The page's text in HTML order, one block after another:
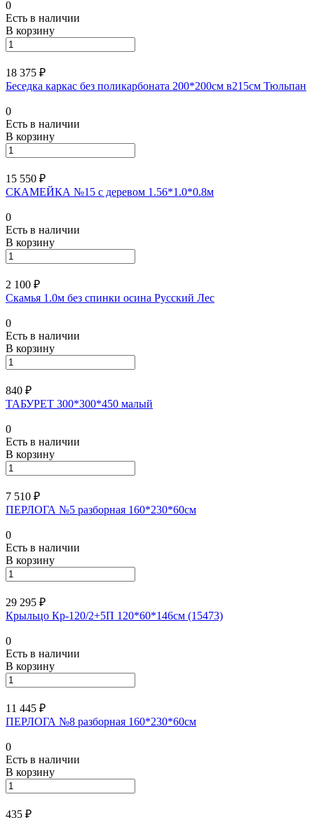
0
Есть в наличии
В корзину
18 375 ₽
Беседка каркас без поликарбоната 200*200см в215см Тюльпан
0
Есть в наличии
В корзину
15 550 ₽
СКАМЕЙКА №15 с деревом 1.56*1.0*0.8м
0
Есть в наличии
В корзину
2 100 ₽
Скамья 1.0м без спинки осина Русский Лес
0
Есть в наличии
В корзину
840 ₽
ТАБУРЕТ 300*300*450 малый
0
Есть в наличии
В корзину
7 510 ₽
ПЕРЛОГА №5 разборная 160*230*60см
0
Есть в наличии
В корзину
29 295 ₽
Крыльцо Кр-120/2+5П 120*60*146см (15473)
0
Есть в наличии
В корзину
11 445 ₽
ПЕРЛОГА №8 разборная 160*230*60см
0
Есть в наличии
В корзину
435 ₽